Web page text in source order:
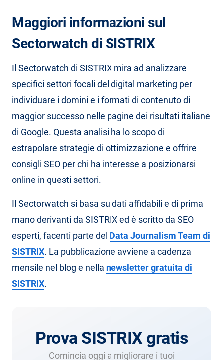
Maggiori informazioni sul
Sectorwatch di SISTRIX
Il Sectorwatch di SISTRIX mira ad analizzare
specifici settori focali del digital marketing per
individuare i domini e i formati di contenuto di
maggior successo nelle pagine dei risultati italiane
di Google. Questa analisi ha lo scopo di
estrapolare strategie di ottimizzazione e offrire
consigli SEO per chi ha interesse a posizionarsi
online in questi settori.
Il Sectorwatch si basa su dati affidabili e di prima
mano derivanti da SISTRIX ed è scritto da SEO
esperti, facenti parte del Data Journalism Team di
SISTRIX. La pubblicazione avviene a cadenza
mensile nel blog e nella newsletter gratuita di
SISTRIX.
Prova SISTRIX gratis
Comincia oggi a migliorare i tuoi